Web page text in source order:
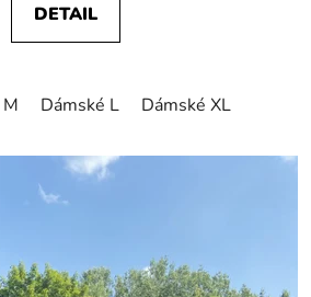
DETAIL
Dámské L Dámské XL